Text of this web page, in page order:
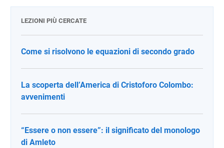
LEZIONI PIÙ CERCATE
Come si risolvono le equazioni di secondo grado
La scoperta dell’America di Cristoforo Colombo:
avvenimenti
“Essere o non essere”: il significato del monologo
di Amleto